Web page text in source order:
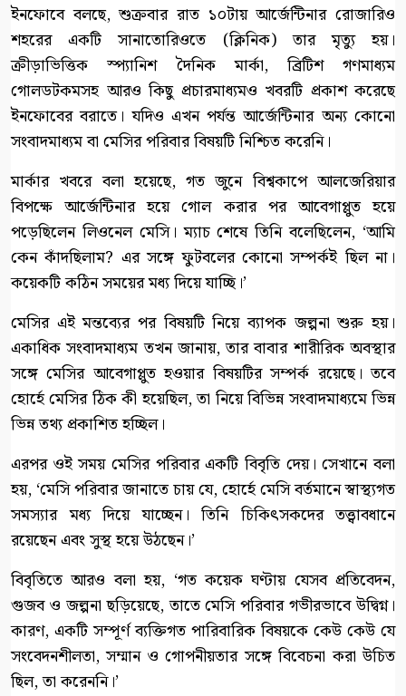
ইনফোবে বলছে, শুক্রবার রাত ১০টায় আর্জেন্টিনার রোজারিও
শহরের একটি সানাতোরিওতে (ক্লিনিক) তার মৃত্যু হয়।
ক্রীড়াভিত্তিক স্প্যানিশ দৈনিক মার্কা, ব্রিটিশ গণমাধ্যম
গোলডটকমসহ আরও কিছু প্রচারমাধ্যমও খবরটি প্রকাশ করেছে
ইনফোবের বরাতে। যদিও এখন পর্যন্ত আর্জেন্টিনার অন্য কোনো
সংবাদমাধ্যম বা মেসির পরিবার বিষয়টি নিশ্চিত করেনি।
মার্কার খবরে বলা হয়েছে, গত জুনে বিশ্বকাপে আলজেরিয়ার
বিপক্ষে আর্জেন্টিনার হয়ে গোল করার পর আবেগাপ্লুত হয়ে
পড়েছিলেন লিওনেল মেসি। ম্যাচ শেষে তিনি বলেছিলেন, ‘আমি
কেন কাঁদছিলাম? এর সঙ্গে ফুটবলের কোনো সম্পর্কই ছিল না।
কয়েকটি কঠিন সময়ের মধ্য দিয়ে যাচ্ছি।’
মেসির এই মন্তব্যের পর বিষয়টি নিয়ে ব্যাপক জল্পনা শুরু হয়।
একাধিক সংবাদমাধ্যম তখন জানায়, তার বাবার শারীরিক অবস্থার
সঙ্গে মেসির আবেগাপ্লুত হওয়ার বিষয়টির সম্পর্ক রয়েছে। তবে
হোর্হে মেসির ঠিক কী হয়েছিল, তা নিয়ে বিভিন্ন সংবাদমাধ্যমে ভিন্ন
ভিন্ন তথ্য প্রকাশিত হচ্ছিল।
এরপর ওই সময় মেসির পরিবার একটি বিবৃতি দেয়। সেখানে বলা
হয়, ‘মেসি পরিবার জানাতে চায় যে, হোর্হে মেসি বর্তমানে স্বাস্থ্যগত
সমস্যার মধ্য দিয়ে যাচ্ছেন। তিনি চিকিৎসকদের তত্ত্বাবধানে
রয়েছেন এবং সুস্থ হয়ে উঠছেন।’
বিবৃতিতে আরও বলা হয়, ‘গত কয়েক ঘণ্টায় যেসব প্রতিবেদন,
গুজব ও জল্পনা ছড়িয়েছে, তাতে মেসি পরিবার গভীরভাবে উদ্বিগ্ন।
কারণ, একটি সম্পূর্ণ ব্যক্তিগত পারিবারিক বিষয়কে কেউ কেউ যে
সংবেদনশীলতা, সম্মান ও গোপনীয়তার সঙ্গে বিবেচনা করা উচিত
ছিল, তা করেননি।’